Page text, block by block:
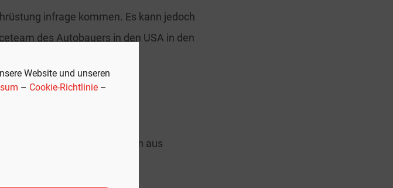
Website und unseren
– Cookie-Richtlinie –
infrage kommen. Es kann jedoch
des Autobauers in den USA in den
von Tesla, Inc.
Elektroauto-Unternehmen aus